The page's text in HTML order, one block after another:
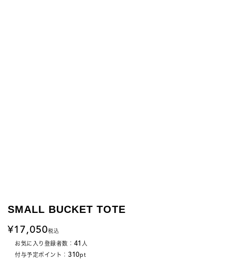
SMALL BUCKET TOTE
17,050税込
お気に入り登録者数： 41 人
付与予定ポイント： 310pt